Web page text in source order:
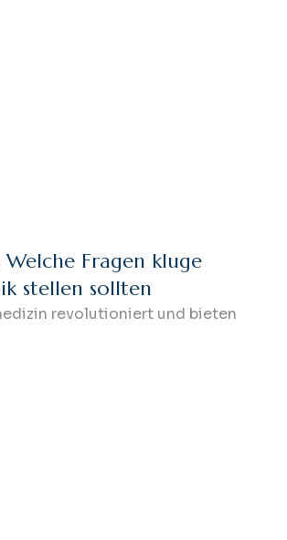
Fragen kluge
stellen sollten
revolutioniert und bieten